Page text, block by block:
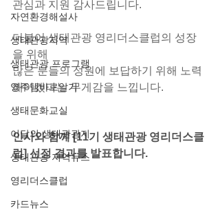
자연환경해설사
생태관광지역
생태관광 프로그램
영주댐바로알기
생태문화교실
이달의 생태관광지
생태관광 지역뉴스
영리더스클럽
카드뉴스
관심과 지원 감사드립니다.
더불어 생태관광 영리더스클럽의 성장
을 위해
많은 분들의 성원에 보답하기 위해 노력
해야겠다는 무게감을 느낍니다.
인사와 함께 [11기 생태관광 영리더스클
럽] 선정 결과를 발표합니다.​